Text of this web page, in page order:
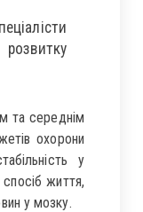
та середнім
охорони
у
життя,
у мозку.